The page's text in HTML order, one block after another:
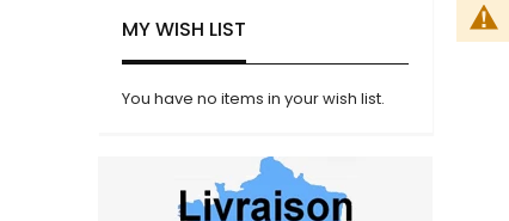
MY WISH LIST
You have no items in your wish list.